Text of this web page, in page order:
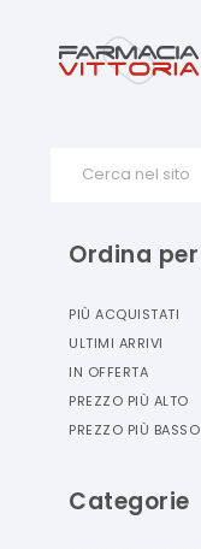
Cerca nel sito
Ordina per
PIÙ ACQUISTATI
ULTIMI ARRIVI
IN OFFERTA
PREZZO PIÙ ALTO
PREZZO PIÙ BASSO
Categorie